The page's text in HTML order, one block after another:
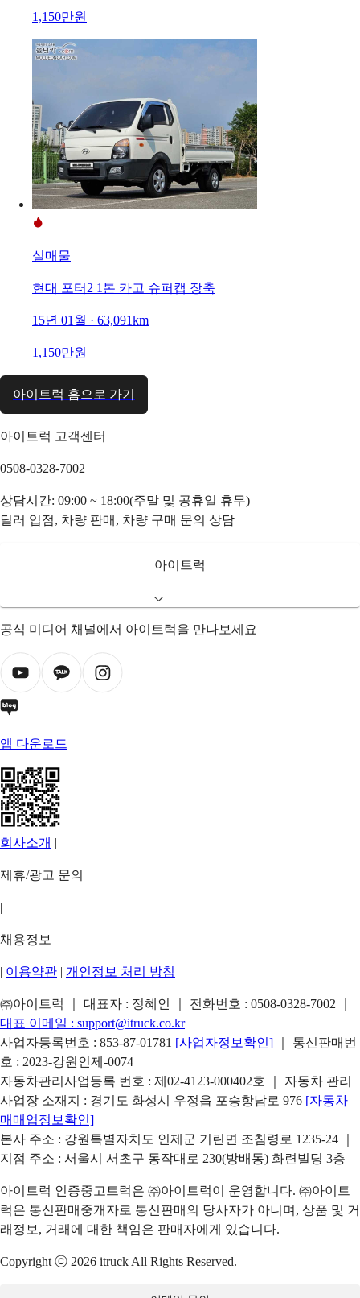
1,150만원
실매물
현대 포터2 1톤 카고 슈퍼캡 장축
15년 01월 · 63,091km
1,150만원
아이트럭 홈으로 가기
아이트럭 고객센터
0508-0328-7002
상담시간: 09:00 ~ 18:00(주말 및 공휴일 휴무)
딜러 입점, 차량 판매, 차량 구매 문의 상담
아이트럭
공식 미디어 채널에서 아이트럭을 만나보세요
앱 다운로드
회사소개 |
제휴/광고 문의
|
채용정보
| 이용약관 | 개인정보 처리 방침
㈜아이트럭 ｜ 대표자 : 정혜인 ｜ 전화번호 : 0508-0328-7002
대표 이메일 : support@itruck.co.kr
사업자등록번호 : 853-87-01781 [사업자정보확인]
｜ 통신판매번
호 : 2023-강원인제-0074
자동차관리사업등록 번호 : 제02-4123-000402호 ｜ 자동차 관리
사업장 소재지 : 경기도 화성시 우정읍 포승항남로 976 [자동차
매매업정보확인]
본사 주소 : 강원특별자치도 인제군 기린면 조침령로 1235-24 ｜
지점 주소 : 서울시 서초구 동작대로 230(방배동) 화련빌딩 3층
아이트럭 인증중고트럭은 ㈜아이트럭이 운영합니다. ㈜아이트
럭은 통신판매중개자로 통신판매의 당사자가 아니며, 상품 및 거
래정보, 거래에 대한 책임은 판매자에게 있습니다.
Copyright ⓒ 2026 itruck All Rights Reserved.